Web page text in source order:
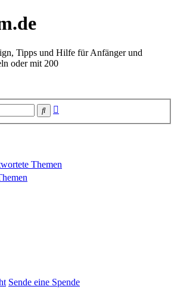
Tipps und Hilfe für Anfänger und
oder mit 200
Suche
Themen
Sende eine Spende